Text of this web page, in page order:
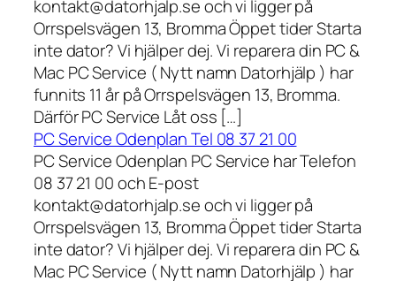
kontakt@datorhjalp.se och vi ligger på
Orrspelsvägen 13, Bromma Öppet tider Starta
inte dator? Vi hjälper dej. Vi reparera din PC &
Mac PC Service ( Nytt namn Datorhjälp ) har
funnits 11 år på Orrspelsvägen 13, Bromma.
Därför PC Service Låt oss […]
PC Service Odenplan Tel 08 37 21 00
PC Service Odenplan PC Service har Telefon
08 37 21 00 och E-post
kontakt@datorhjalp.se och vi ligger på
Orrspelsvägen 13, Bromma Öppet tider Starta
inte dator? Vi hjälper dej. Vi reparera din PC &
Mac PC Service ( Nytt namn Datorhjälp ) har